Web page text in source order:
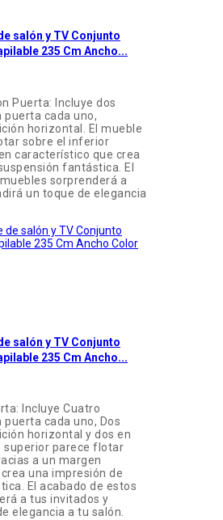
salón y TV Conjunto
235 Cm Ancho...
Puerta: Incluye dos
puerta cada uno,
horizontal. El mueble
sobre el inferior
característico que crea
fantástica. El
sorprenderá a
un toque de elegancia
salón y TV Conjunto
235 Cm Ancho...
Incluye Cuatro
cada uno, Dos
horizontal y dos en
superior parece flotar
a un margen
una impresión de
El acabado de estos
a tus invitados y
elegancia a tu salón.